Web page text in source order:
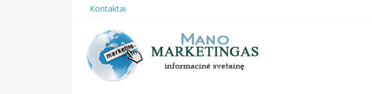
content
Kontaktai